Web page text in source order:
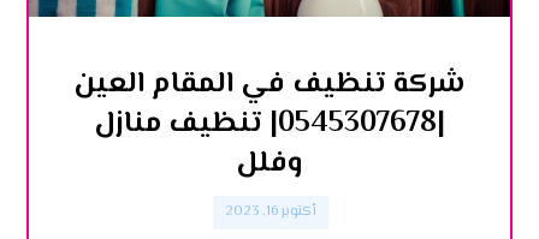
شركة تنظيف في المقام العين
|0545307678| تنظيف منازل
وفلل
أكتوبر 16, 2023